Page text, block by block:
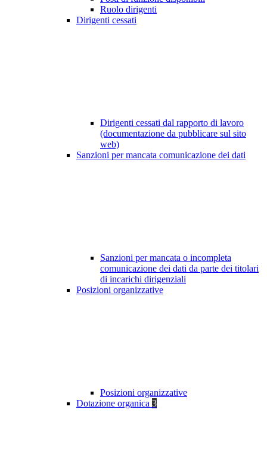
Ruolo dirigenti
Dirigenti cessati
Dirigenti cessati dal rapporto di lavoro
(documentazione da pubblicare sul sito
web)
Sanzioni per mancata comunicazione dei dati
Sanzioni per mancata o incompleta
comunicazione dei dati da parte dei titolari
di incarichi dirigenziali
Posizioni organizzative
Posizioni organizzative
Dotazione organica 3